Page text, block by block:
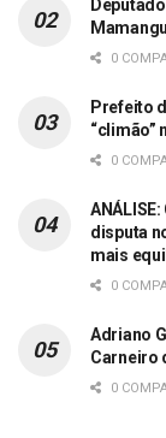
0
Prefeito
“climão”
0
disputa
mais
0
Adriano
Carneiro
0